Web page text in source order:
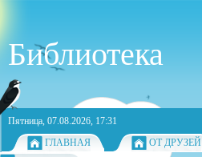
Библиотека
Пятница, 07.08.2026, 17:31
ГЛАВНАЯ
ОТ ДРУЗЕЙ